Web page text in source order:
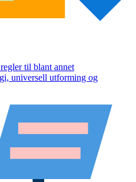
til blant annet
universell utforming og